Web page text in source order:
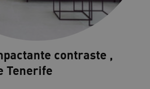
contraste ,
Tenerife